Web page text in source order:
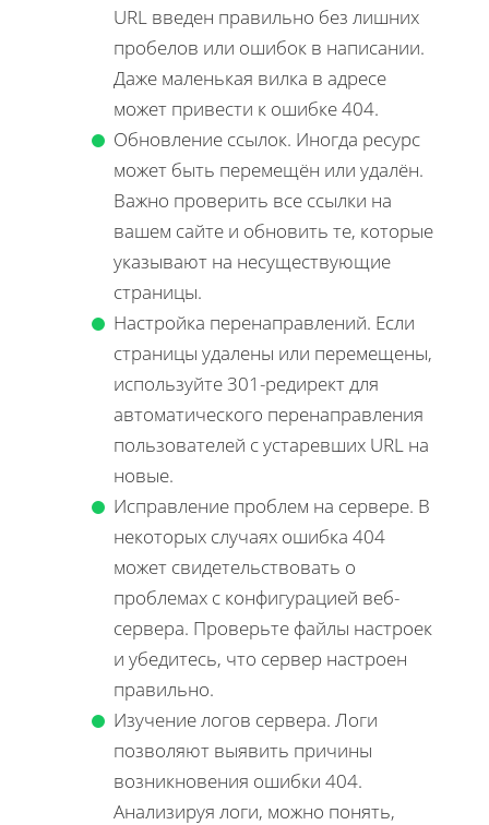
URL введен правильно без лишних
пробелов или ошибок в написании.
Даже маленькая вилка в адресе
может привести к ошибке 404.
Обновление ссылок. Иногда ресурс
может быть перемещён или удалён.
Важно проверить все ссылки на
вашем сайте и обновить те, которые
указывают на несуществующие
страницы.
Настройка перенаправлений. Если
страницы удалены или перемещены,
используйте 301-редирект для
автоматического перенаправления
пользователей с устаревших URL на
новые.
Исправление проблем на сервере. В
некоторых случаях ошибка 404
может свидетельствовать о
проблемах с конфигурацией веб-
сервера. Проверьте файлы настроек
и убедитесь, что сервер настроен
правильно.
Изучение логов сервера. Логи
позволяют выявить причины
возникновения ошибки 404.
Анализируя логи, можно понять,